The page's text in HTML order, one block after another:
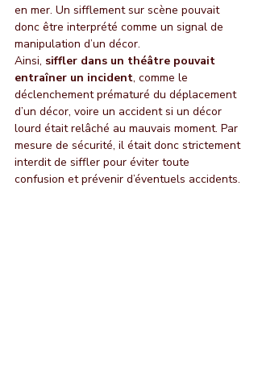
en mer. Un sifflement sur scène pouvait
donc être interprété comme un signal de
manipulation d’un décor.
Ainsi, siffler dans un théâtre pouvait
entraîner un incident, comme le
déclenchement prématuré du déplacement
d’un décor, voire un accident si un décor
lourd était relâché au mauvais moment. Par
mesure de sécurité, il était donc strictement
interdit de siffler pour éviter toute
confusion et prévenir d’éventuels accidents.